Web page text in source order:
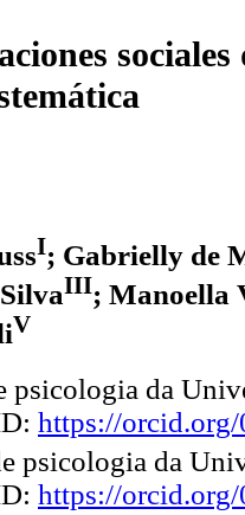
I; Gabrielly de
III; Manoella
V
psicologia da
https://
psicologia da
https://